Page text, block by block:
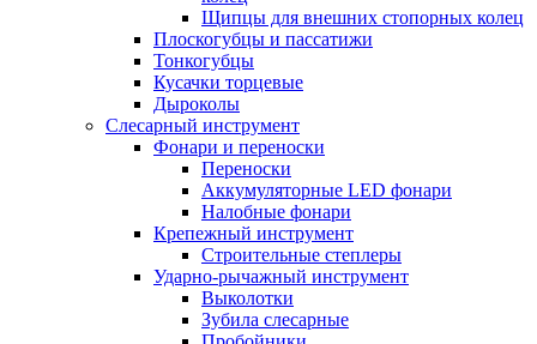
Щипцы для внешних стопорных колец
Плоскогубцы и пассатижи
Тонкогубцы
Кусачки торцевые
Дыроколы
Слесарный инструмент
Фонари и переноски
Переноски
Аккумуляторные LED фонари
Налобные фонари
Крепежный инструмент
Строительные степлеры
Ударно-рычажный инструмент
Выколотки
Зубила слесарные